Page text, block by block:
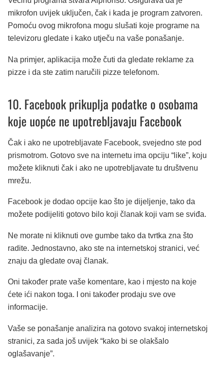
mikrofon uvijek uključen, čak i kada je program zatvoren.
Pomoću ovog mikrofona mogu slušati koje programe na
televizoru gledate i kako utječu na vaše ponašanje.
Na primjer, aplikacija može čuti da gledate reklame za
pizze i da ste zatim naručili pizze telefonom.
10. Facebook prikuplja podatke o osobama
koje uopće ne upotrebljavaju Facebook
Čak i ako ne upotrebljavate Facebook, svejedno ste pod
prismotrom. Gotovo sve na internetu ima opciju “like”, koju
možete kliknuti čak i ako ne upotrebljavate tu društvenu
mrežu.
Facebook je dodao opcije kao što je dijeljenje, tako da
možete podijeliti gotovo bilo koji članak koji vam se sviđa.
Ne morate ni kliknuti ove gumbe tako da tvrtka zna što
radite. Jednostavno, ako ste na internetskoj stranici, već
znaju da gledate ovaj članak.
Oni također prate vaše komentare, kao i mjesto na koje
ćete ići nakon toga. I oni također prodaju sve ove
informacije.
Vaše se ponašanje analizira na gotovo svakoj internetskoj
stranici, za sada još uvijek “kako bi se olakšalo
oglašavanje”.